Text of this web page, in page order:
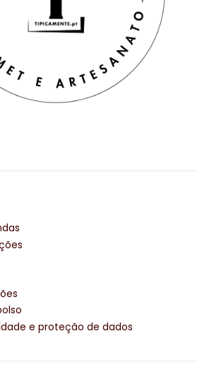
e proteção de dados